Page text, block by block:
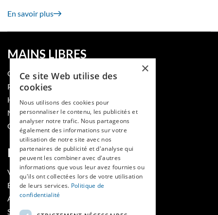
En savoir plus
MAINS LIBRES
QUI SOMMES-NOUS
PUBLIER DANS LA REVUE
HES-SO
MÉDECINE ET HYGIÈNE
CONTACT
RUBRIQUES
VOIR LES NUMÉROS
ÉVÈNEMENTS MAINS LIBRES
AGENDA
SOUTIENS
×
Ce site Web utilise des
cookies
Nous utilisons des cookies pour
personnaliser le contenu, les publicités et
analyser notre trafic. Nous partageons
également des informations sur votre
utilisation de notre site avec nos
partenaires de publicité et d'analyse qui
peuvent les combiner avec d'autres
informations que vous leur avez fournies ou
qu'ils ont collectées lors de votre utilisation
de leurs services. Politique de
confidentialité